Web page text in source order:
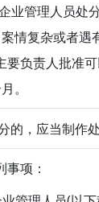
业管理人员处
情复杂或者遇
要负责人批准
。
的，应当制作处
项：